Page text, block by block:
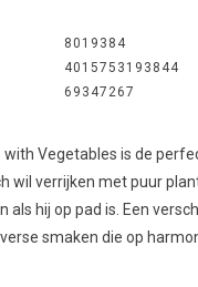
8019384
4015753193844
69347267
with Vegetables is de
wil verrijken met puur
als hij op pad is. Een
smaken die op